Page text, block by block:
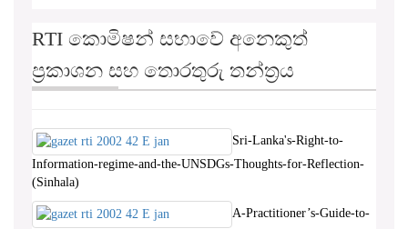
RTI කොමිෂන් සභාවේ අනෙකුත්
ප්‍රකාශන සහ තොරතුරු තන්ත්‍රය
Sri-Lanka's-Right-to-
Information-regime-and-the-UNSDGs-Thoughts-for-Reflection-
(Sinhala)
A-Practitioner’s-Guide-to-